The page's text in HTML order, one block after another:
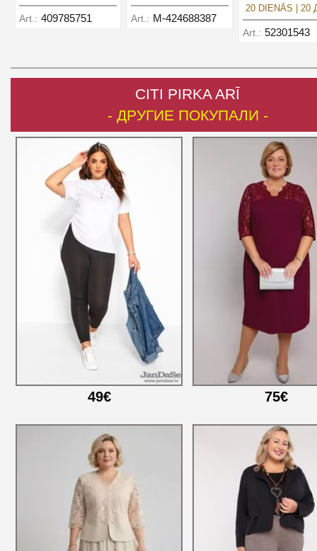
Art.: 409785751 Art.: M-424688387
20 DIENĀS | 20
Art.: 52301543
CITI PIRKA ARĪ
- ДРУГИЕ ПОКУПАЛИ -
49€ 75€